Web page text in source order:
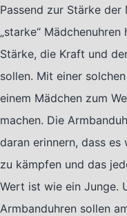
Passend zur Stärke
„starke“
Stärke, die Kraft und
sollen. Mit einer
einem Mädchen zum
machen. Die
daran erinnern, dass
zu kämpfen und das
Wert ist wie ein Junge.
Armbanduhren sollen